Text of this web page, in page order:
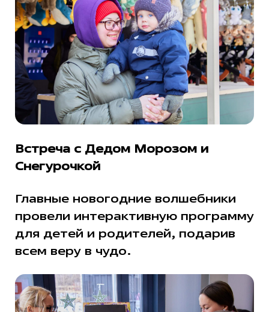
Встреча с Дедом Морозом и
Снегурочкой
Главные новогодние волшебники
провели интерактивную программу
для детей и родителей, подарив
всем веру в чудо.